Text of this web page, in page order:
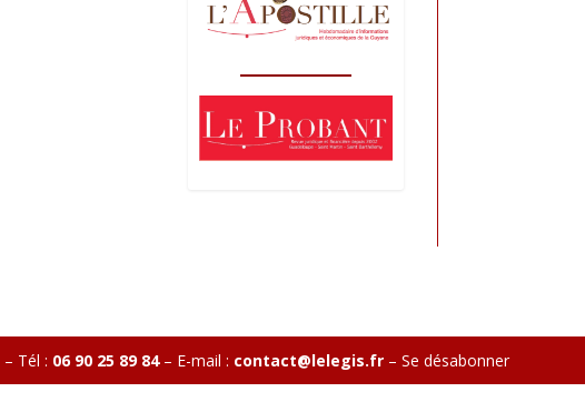
– Tél : 06 90 25 89 84– E-mail : contact@lelegis.fr– Se désabonner